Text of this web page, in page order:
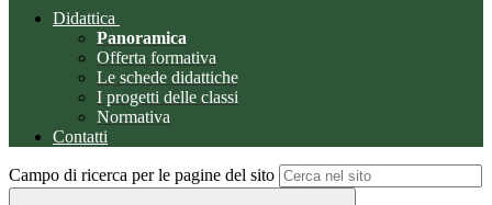
Didattica
Panoramica
Offerta formativa
Le schede didattiche
I progetti delle classi
Normativa
Contatti
Campo di ricerca per le pagine del sito